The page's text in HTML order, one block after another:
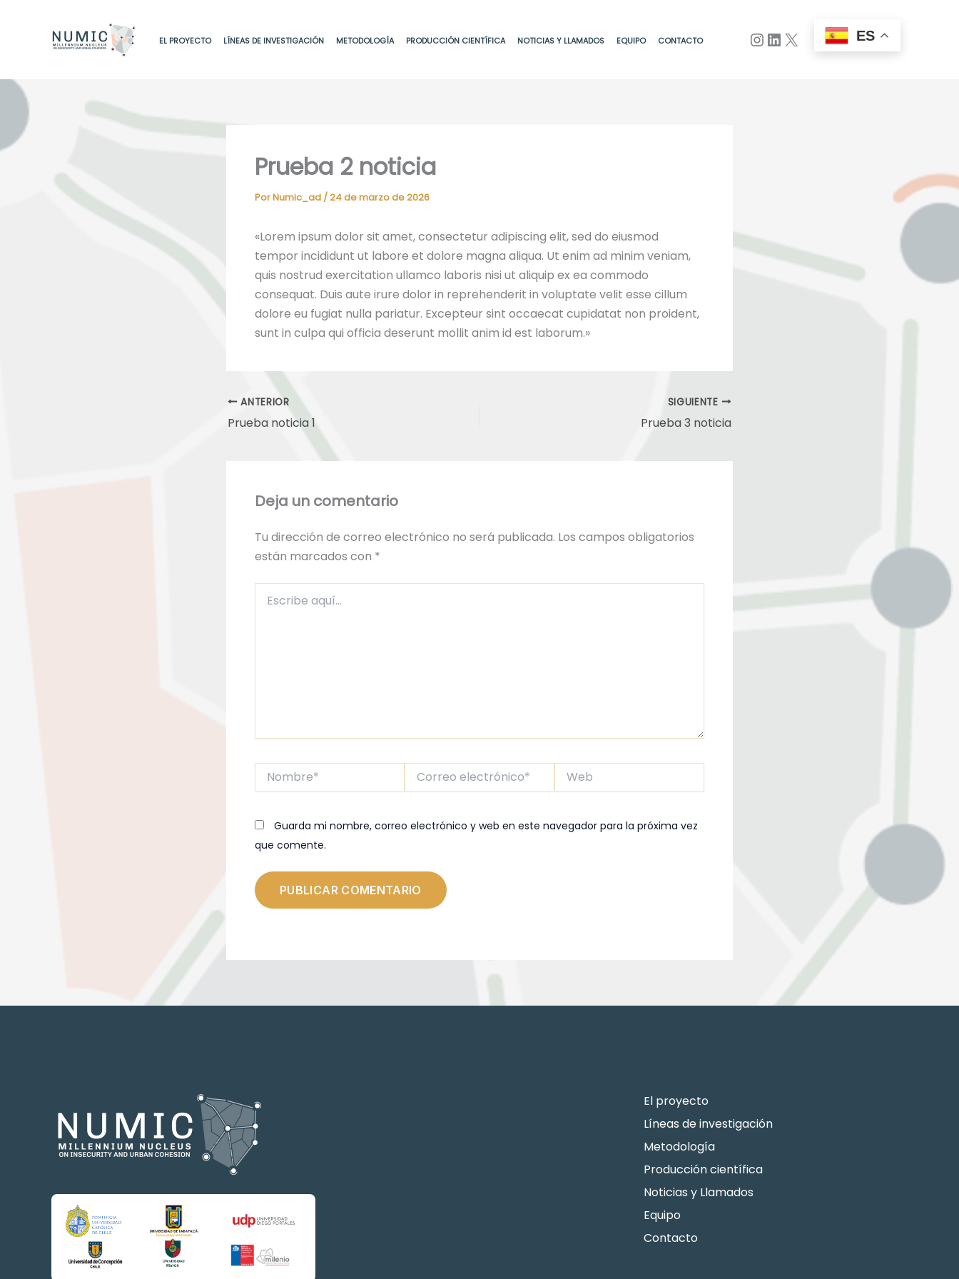
contenido
EL PROYECTO LÍNEAS DE INVESTIGACIÓN METODOLOGÍA PRODUCCIÓN CIENTÍFICA NOTICIAS Y LLAMADOS EQUIPO CONTACTO ES
Prueba 2 noticia
PorNumic_ad /24 de marzo de 2026
«Lorem ipsum dolor sit amet, consectetur adipiscing elit, sed do eiusmod
tempor incididunt ut labore et dolore magna aliqua. Ut enim ad minim veniam,
quis nostrud exercitation ullamco laboris nisi ut aliquip ex ea commodo
consequat. Duis aute irure dolor in reprehenderit in voluptate velit esse cillum
dolore eu fugiat nulla pariatur. Excepteur sint occaecat cupidatat non proident,
sunt in culpa qui officia deserunt mollit anim id est laborum.»
ANTERIOR
Prueba noticia 1
SIGUIENTE
Prueba 3 noticia
Deja un comentario
Tu dirección de correo electrónico no será publicada. Los campos obligatorios
están marcados con *
aquí...
Nombre*
electrónico*
Guarda mi nombre, correo electrónico y web en este navegador para la próxima vez
que comente.
El proyecto
Líneas de investigación
Metodología
Producción científica
Noticias y Llamados
Equipo
Contacto